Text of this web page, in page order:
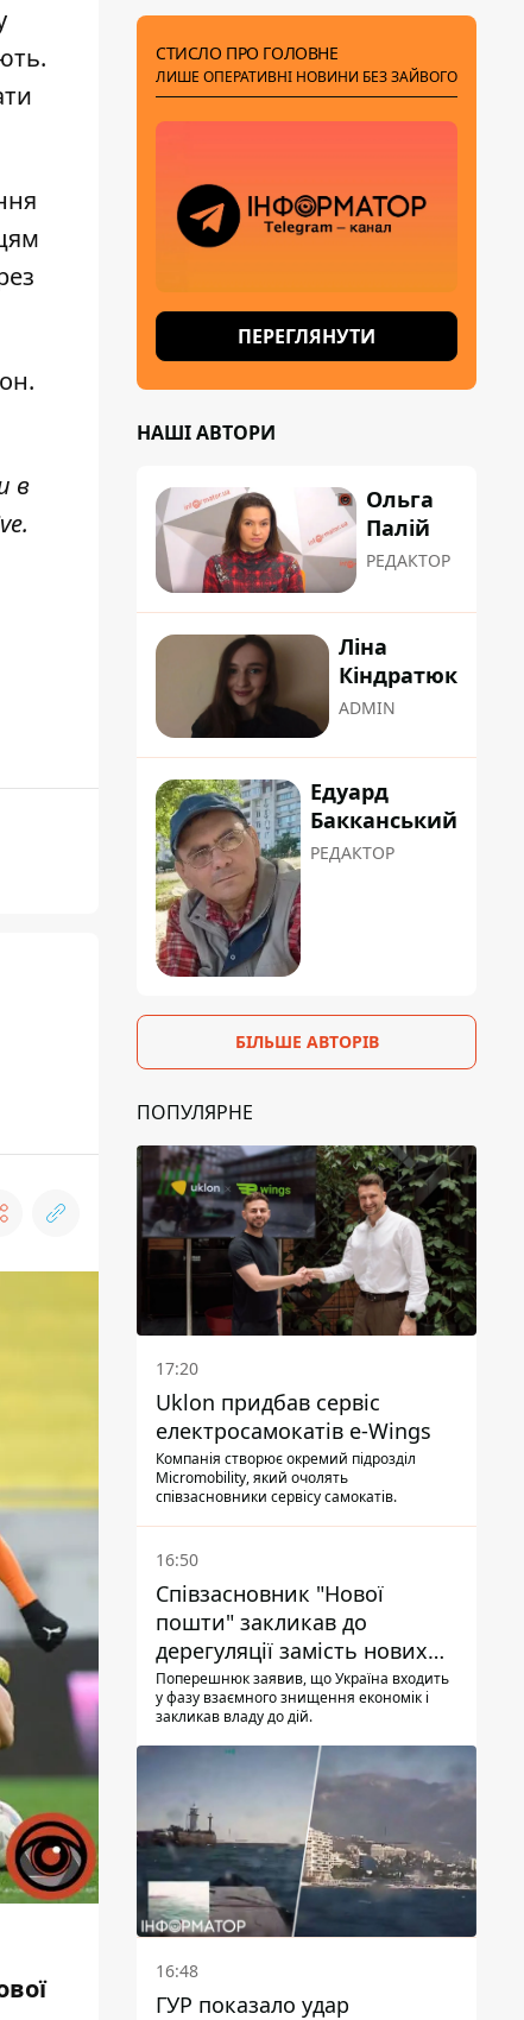
в
.
СТИСЛО ПРО ГОЛОВНЕ
ЛИШЕ ОПЕРАТИВНІ НОВИНИ БЕЗ ЗАЙВОГО
ПЕРЕГЛЯНУТИ
НАШІ АВТОРИ
Ольга
Палій
РЕДАКТОР
Ліна
Кіндратюк
ADMIN
Едуард
Бакканський
РЕДАКТОР
БІЛЬШЕ АВТОРІВ
ПОПУЛЯРНЕ
17:20
Uklon придбав сервіс
електросамокатів e-Wings
Компанія створює окремий підрозділ
Micromobility, який очолять
співзасновники сервісу самокатів.
16:50
Співзасновник "Нової
пошти" закликав до
дерегуляції замість нових
податків - Гетманцев проти
Поперешнюк заявив, що Україна входить
у фазу взаємного знищення економік і
закликав владу до дій.
16:48
ГУР показало удар